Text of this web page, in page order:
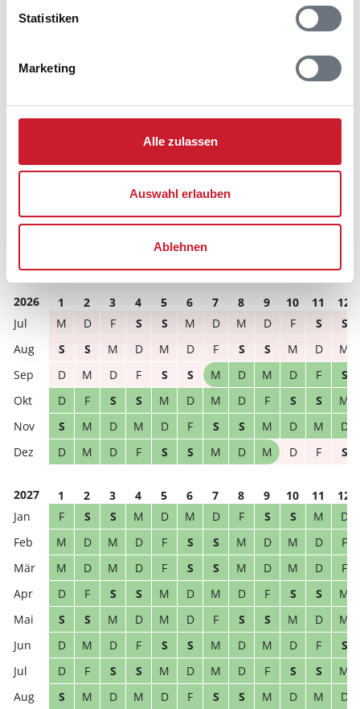
Statistiken
Marketing
Alle zulassen
Auswahl erlauben
Ablehnen
Reisedauer auswählen
Anreisetag im Belegungskalender anklicken
Sie bekommen Verfügbarkeit und Preis angezeigt
Bitte beachten Sie, dass sich bei Änderungen des
Reisezeitraumes auch Änderungen bei der
können.
2026 1 2 3 4 5 6 7 8 9 10 11
12
M
D F S S M D M D F S
S
S
S M D M D F S S M D
M
D
M D F S S M D M D F
S
D
F S S M D M D F S S
M
S
M D M D F S S M D M
D
D
M D F S S M D M D F S
2027 1 2 3 4 5 6 7 8 9 10 11
12
F
S S M D M D F S S M
D
M
D M D F S S M D M D
F
M
D M D F S S M D M D
F
D
F S S M D M D F S S
M
S
S M D M D F S S M D
M
D
M D F S S M D M D F
S
D
F S S M D M D F S S
M
S
M D M D F S S M D M D